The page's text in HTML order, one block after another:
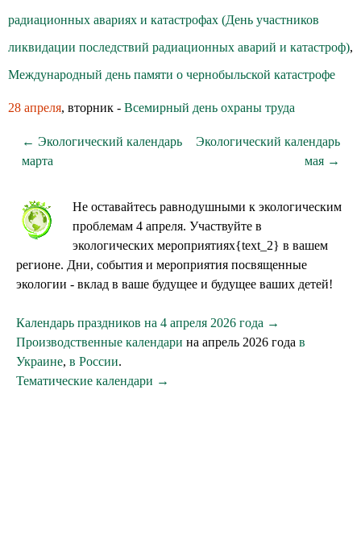
радиационных авариях и катастрофах (День участников
ликвидации последствий радиационных аварий и катастроф),
Международный день памяти о чернобыльской катастрофе
28 апреля, вторник - Всемирный день охраны труда
← Экологический календарь
марта
Экологический календарь
мая →
Не оставайтесь равнодушными к экологическим
проблемам 4 апреля. Участвуйте в
экологических мероприятиях{text_2} в вашем
регионе. Дни, события и мероприятия посвященные
экологии - вклад в ваше будущее и будущее ваших детей!
Календарь праздников на 4 апреля 2026 года →
Производственные календари на апрель 2026 года в
Украине, в России.
Тематические календари →